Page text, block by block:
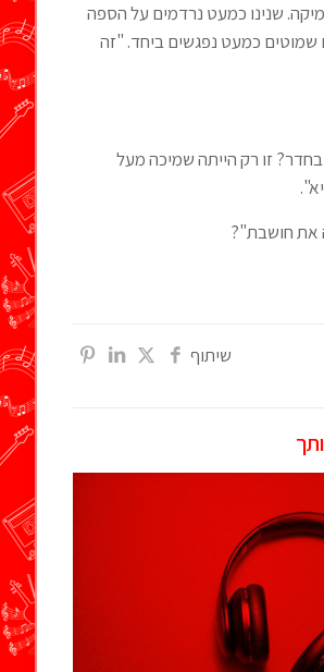
שנינו כמעט נרדמים על הספה
שמוטים כמעט נפגשים ביחד. "זה
זו רק הייתה שמיכה מעל
חושבת"?
שיתוף